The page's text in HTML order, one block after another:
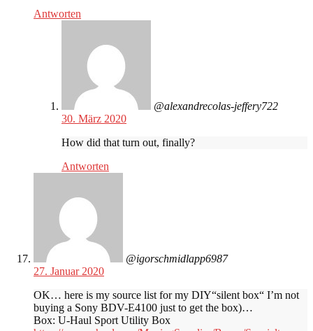
Antworten
@alexandrecolas-jeffery722
30. März 2020
How did that turn out, finally?
Antworten
@igorschmidlapp6987
27. Januar 2020
OK… here is my source list for my DIY“silent box“ I’m not
buying a Sony BDV-E4100 just to get the box)…
Box: U-Haul Sport Utility Box